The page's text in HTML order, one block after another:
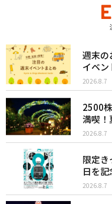
週末の
イベン
2026.8.7
2500
満喫！
2026.8.7
限定
日を記
2026.8.7